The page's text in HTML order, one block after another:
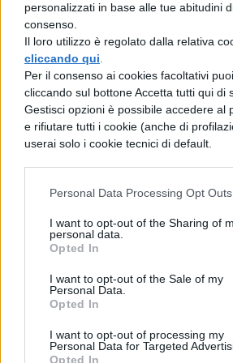
personalizzati in base alle tue abitudini
consenso.
Il loro utilizzo è regolato dalla relativa
cliccando qui
Per il consenso ai cookies facoltativi
cliccando sul bottone Accetta tutti qui di
Gestisci opzioni è possibile accedere al
e rifiutare tutti i cookie (anche di
userai solo i cookie tecnici di default.
Personal Data Processing Opt Outs
I want to opt-out of the Sharing of
personal data.
Opted In
I want to opt-out of the Sale of my
Personal Data.
Opted In
I want to opt-out of processing my
Personal Data for Targeted
Opted In
questi tuoi simili sono
ordina subito che sia
unghie, per il fatto che
Se gli uomini (sono)
amano inganno e malizia,
Versione tradotta
« Nulla è più utile alluomo
parlar rettamente ». Il
senzaltro approvato da
suole esser spinta alla